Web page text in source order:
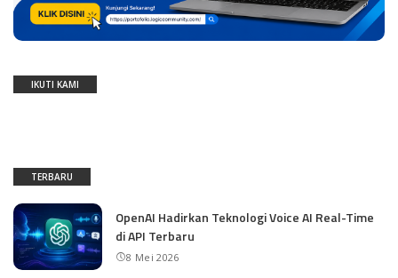
IKUTI KAMI
TERBARU
OpenAI Hadirkan Teknologi Voice AI Real-Time
di API Terbaru
8 Mei 2026